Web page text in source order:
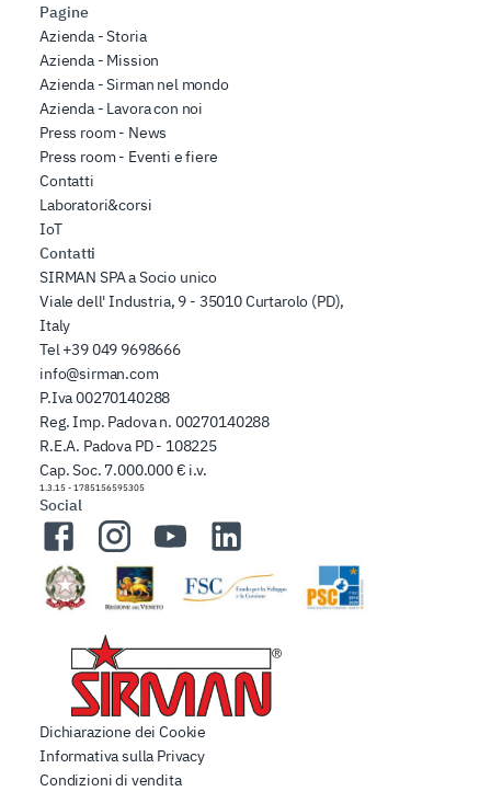
Pagine
Azienda - Storia
Azienda - Mission
Azienda - Sirman nel mondo
Azienda - Lavora con noi
Press room - News
Press room - Eventi e fiere
Contatti
Laboratori&corsi
IoT
Contatti
SIRMAN SPA a Socio unico
Viale dell' Industria, 9 - 35010 Curtarolo (PD),
Italy
Tel +39 049 9698666
info@sirman.com
P.Iva 00270140288
Reg. Imp. Padova n. 00270140288
R.E.A. Padova PD - 108225
Cap. Soc. 7.000.000 € i.v.
1.3.15 - 1785156595305
Social
FacebookInstagramYouTubeLinkedIn
Dichiarazione dei Cookie
Informativa sulla Privacy
Condizioni di vendita